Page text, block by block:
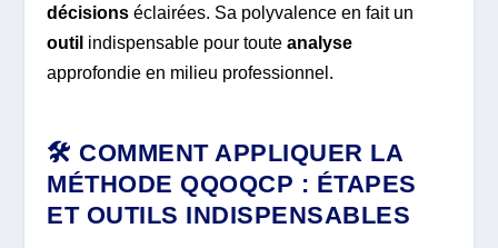
décisions éclairées. Sa polyvalence en fait un
outil indispensable pour touteanalyse
approfondie en milieu professionnel.
🛠️ COMMENT APPLIQUER LA
MÉTHODE QQOQCP : ÉTAPES
ET OUTILS INDISPENSABLES